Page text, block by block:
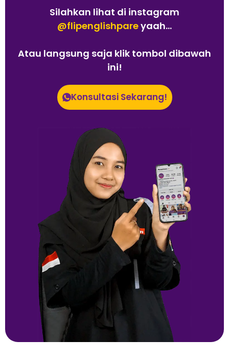
Silahkan lihat di instagram
@flipenglishpareyaah...
Atau langsung saja klik tombol dibawah
ini!
Konsultasi Sekarang!